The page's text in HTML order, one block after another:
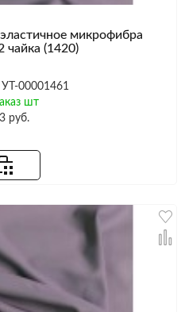
микрофибра
чайка (1420)
00001461
шт
руб.